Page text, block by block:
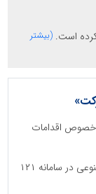
است. (بیشتر
خصوص اقدامات
رونمایی از پاسخگویی هوشمند مبتنی بر هوش مصنوعی در سامانه ۱۲۱